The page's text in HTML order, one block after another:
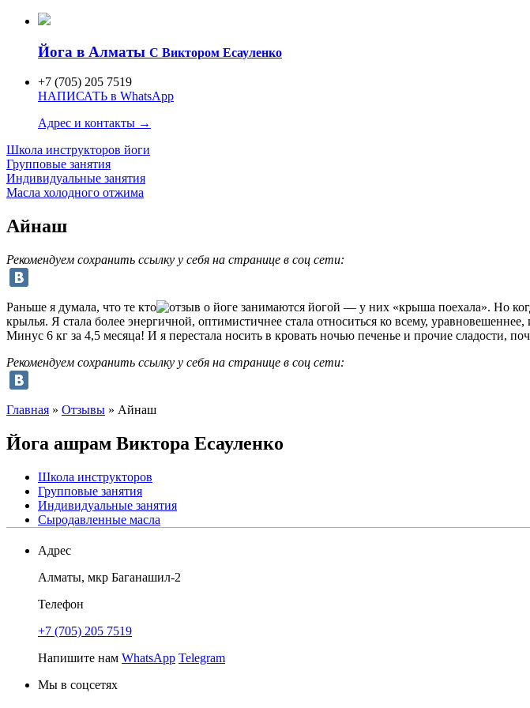
Йога в Алматы C Виктором Есауленко
+7 (705) 205 7519
НАПИСАТЬ в WhatsApp
Адрес и контакты →
Школа инструкторов йоги
Групповые занятия
Индивидуальные занятия
Масла холодного отжима
Айнаш
Рекомендуем сохранить ссылку у себя на странице в соц сети:
Раньше я думала, что те кто
занимаются йогой — у них «крыша поехала». Но
крылья. Я стала более энергичной, оптимистичнее стала относиться ко всему,
Минус 6 кг за 4,5 месяца! И я перестала носить в кровать ночью печенье и прочие сладости,
Рекомендуем сохранить ссылку у себя на странице в соц сети:
Главная » Отзывы » Айнаш
Йога ашрам Виктора Есауленко
Школа инструкторов
Групповые занятия
Индивидуальные занятия
Сыродавленные масла
Адрес
Алматы, мкр Баганашил-2
Телефон
+7 (705) 205 7519
Напишите нам WhatsApp Telegram
Мы в соцсетях